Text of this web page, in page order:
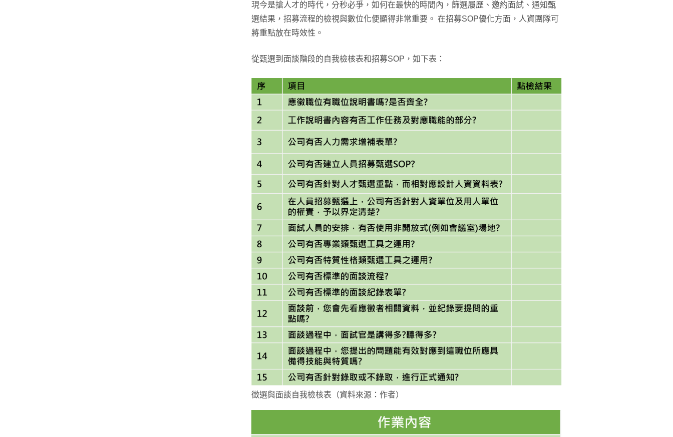
現今是搶人才的時代，分秒必爭，如何在最快的時間內，篩選履歷、邀約面試、通知甄
選結果，招募流程的檢視與數位化便顯得非常重要。 在招募SOP優化方面，人資團隊可
將重點放在時效性。
從甄選到面談階段的自我檢核表和招募SOP，如下表：
徵選與面談自我檢核表（資料來源：作者）